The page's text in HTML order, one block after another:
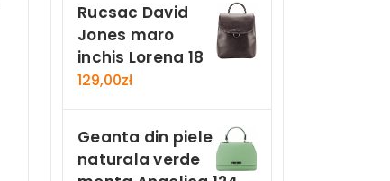
Rucsac David
Jones maro
inchis Lorena 18
129,00zł
Geanta din piele
naturala verde